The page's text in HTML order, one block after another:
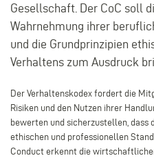
Gesellschaft. Der CoC soll
Wahrnehmung ihrer
und die Grundprinzipien
Verhaltens zum Ausdruck
Der Verhaltenskodex fordert die
Risiken und den Nutzen ihrer
bewerten und sicherzustellen, dass
ethischen und professionellen
Conduct erkennt die